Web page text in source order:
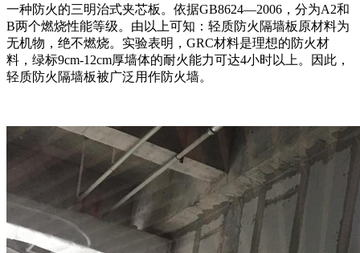
一种防火的三明治式夹芯板。依据GB8624—2006，分为A2和
B两个燃烧性能等级。由以上可知：轻质防火隔墙板原材料为
无机物，绝不燃烧。实验表明，GRC材料是理想的防火材
料，绿标9cm-12cm厚墙体的耐火能力可达4小时以上。因此，
轻质防火隔墙板被广泛用作防火墙。